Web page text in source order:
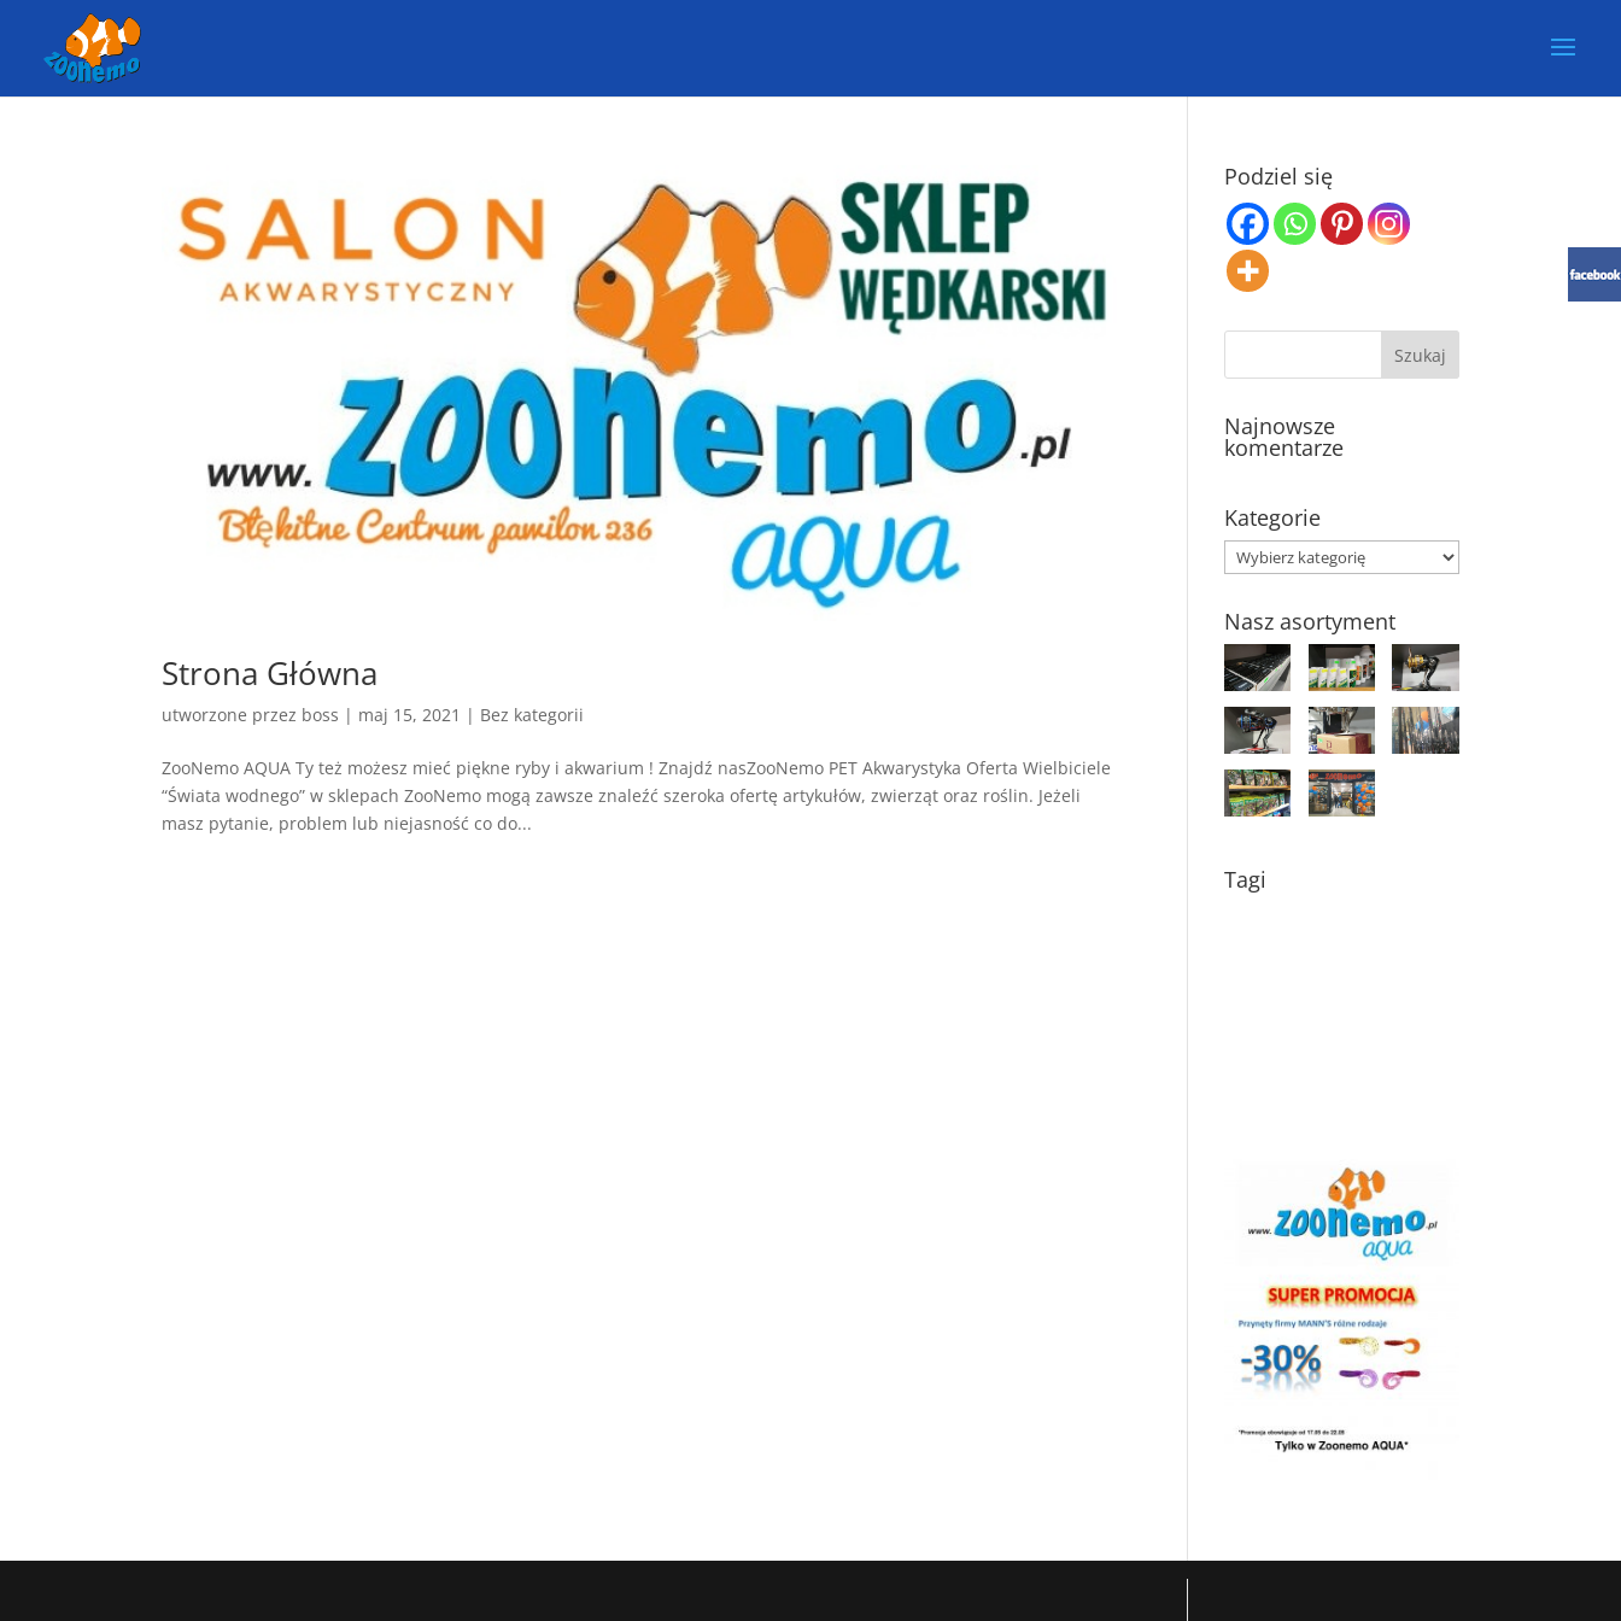
Strona Główna
utworzone przez boss | maj 15, 2021 | Bez kategorii
ZooNemo AQUA Ty też możesz mieć piękne ryby i akwarium ! Znajdź nasZooNemo PET Akwarystyka Oferta Wielbiciele
“Świata wodnego” w sklepach ZooNemo mogą zawsze znaleźć szeroka ofertę artykułów, zwierząt oraz roślin. Jeżeli
masz pytanie, problem lub niejasność co do...
Podziel się
Najnowsze
komentarze
Kategorie
Kategorie
Nasz asortyment
Tagi